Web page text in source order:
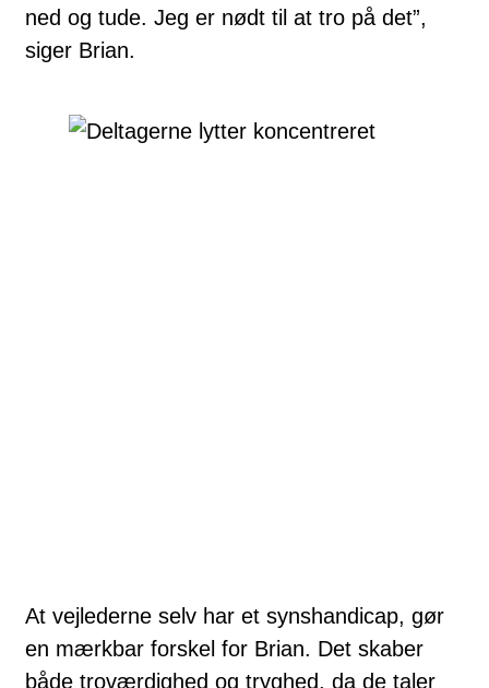
ned og tude. Jeg er nødt til at tro på det”,
siger Brian.
At vejlederne selv har et synshandicap, gør
en mærkbar forskel for Brian. Det skaber
både troværdighed og tryghed, da de taler